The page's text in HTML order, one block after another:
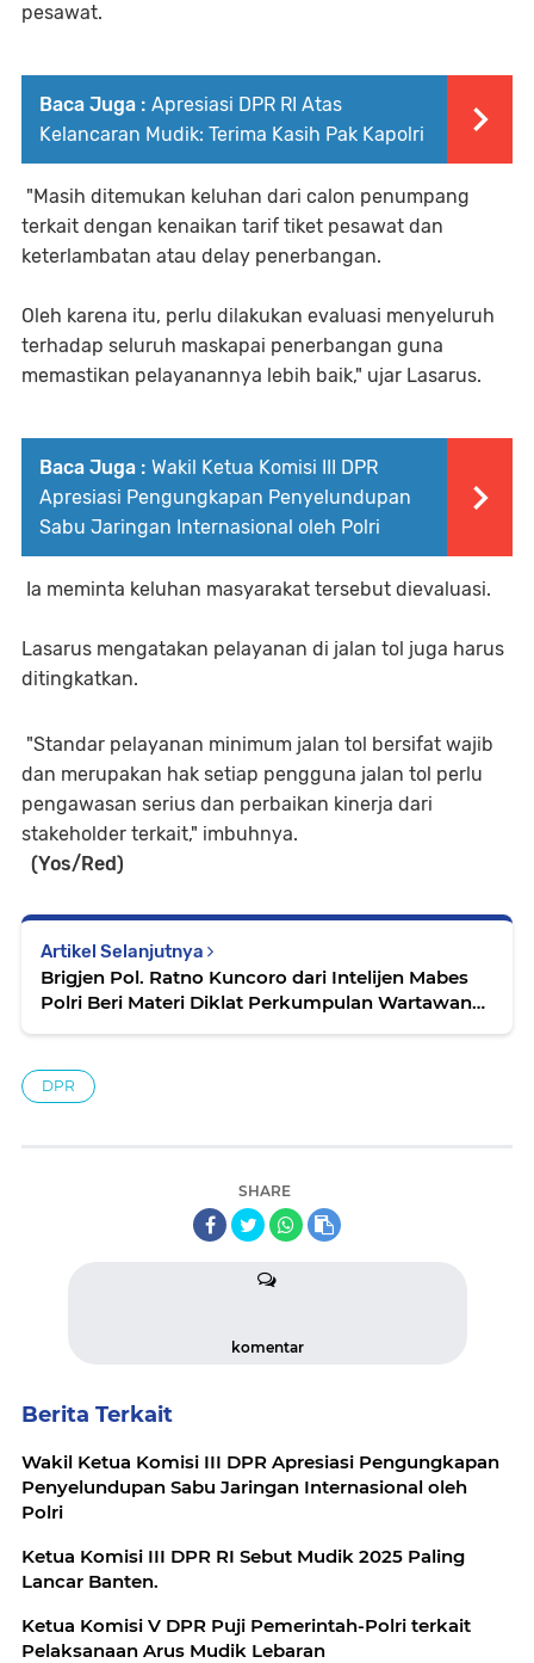
pesawat.
Baca Juga : Apresiasi DPR RI Atas
Kelancaran Mudik: Terima Kasih Pak Kapolri
"Masih ditemukan keluhan dari calon penumpang
terkait dengan kenaikan tarif tiket pesawat dan
keterlambatan atau delay penerbangan.
Oleh karena itu, perlu dilakukan evaluasi menyeluruh
terhadap seluruh maskapai penerbangan guna
memastikan pelayanannya lebih baik," ujar Lasarus.
Baca Juga : Wakil Ketua Komisi III DPR
Apresiasi Pengungkapan Penyelundupan
Sabu Jaringan Internasional oleh Polri
Ia meminta keluhan masyarakat tersebut dievaluasi.
Lasarus mengatakan pelayanan di jalan tol juga harus
ditingkatkan.
"Standar pelayanan minimum jalan tol bersifat wajib
dan merupakan hak setiap pengguna jalan tol perlu
pengawasan serius dan perbaikan kinerja dari
stakeholder terkait," imbuhnya.
(Yos/Red)
Artikel Selanjutnya
Brigjen Pol. Ratno Kuncoro dari Intelijen Mabes
Polri Beri Materi Diklat Perkumpulan Wartawan
DPR
SHARE
komentar
Berita Terkait
Wakil Ketua Komisi III DPR Apresiasi Pengungkapan
Penyelundupan Sabu Jaringan Internasional oleh
Polri
Ketua Komisi III DPR RI Sebut Mudik 2025 Paling
Lancar Banten.
Ketua Komisi V DPR Puji Pemerintah-Polri terkait
Pelaksanaan Arus Mudik Lebaran